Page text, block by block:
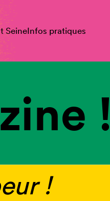
SeineInfos pratiques
!
!